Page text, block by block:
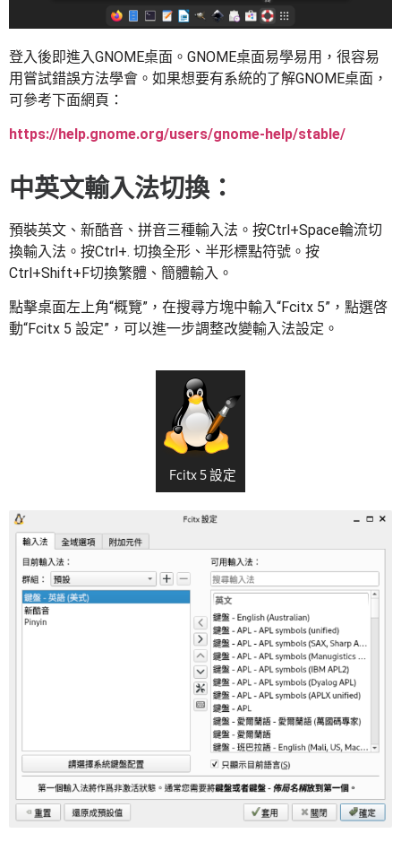
登入後即進入GNOME桌面。GNOME桌面易學易用，很容易
用嘗試錯誤方法學會。如果想要有系統的了解GNOME桌面，
可參考下面網頁：
https://help.gnome.org/users/gnome-help/stable/
中英文輸入法切換：
預裝英文、新酷音、拼音三種輸入法。按Ctrl+Space輪流切
換輸入法。按Ctrl+. 切換全形、半形標點符號。按
Ctrl+Shift+F切換繁體、簡體輸入。
點擊桌面左上角“概覽”，在搜尋方塊中輸入“Fcitx 5”，點選啓
動“Fcitx 5 設定”，可以進一步調整改變輸入法設定。